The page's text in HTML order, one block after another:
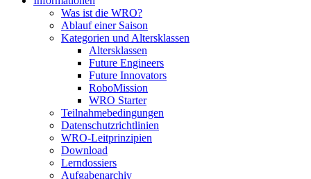
Was ist die WRO?
Ablauf einer Saison
Kategorien und Altersklassen
Altersklassen
Future Engineers
Future Innovators
RoboMission
WRO Starter
Teilnahmebedingungen
Datenschutzrichtlinien
WRO-Leitprinzipien
Download
Lerndossiers
Aufgabenarchiv